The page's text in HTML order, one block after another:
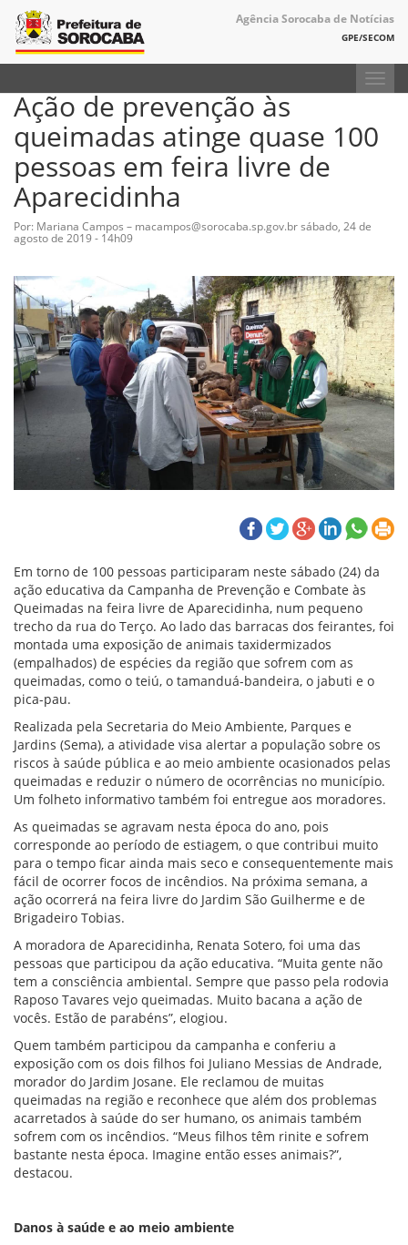
Agência Sorocaba de Notícias
GPE/SECOM
Ação de prevenção às
queimadas atinge quase 100
pessoas em feira livre de
Aparecidinha
Por: Mariana Campos – macampos@sorocaba.sp.gov.brsábado, 24 de
agosto de 2019 - 14h09
Em torno de 100 pessoas participaram neste sábado (24) da
ação educativa da Campanha de Prevenção e Combate às
Queimadas na feira livre de Aparecidinha, num pequeno
trecho da rua do Terço. Ao lado das barracas dos feirantes, foi
montada uma exposição de animais taxidermizados
(empalhados) de espécies da região que sofrem com as
queimadas, como o teiú, o tamanduá-bandeira, o jabuti e o
pica-pau.
Realizada pela Secretaria do Meio Ambiente, Parques e
Jardins (Sema), a atividade visa alertar a população sobre os
riscos à saúde pública e ao meio ambiente ocasionados pelas
queimadas e reduzir o número de ocorrências no município.
Um folheto informativo também foi entregue aos moradores.
As queimadas se agravam nesta época do ano, pois
corresponde ao período de estiagem, o que contribui muito
para o tempo ficar ainda mais seco e consequentemente mais
fácil de ocorrer focos de incêndios. Na próxima semana, a
ação ocorrerá na feira livre do Jardim São Guilherme e de
Brigadeiro Tobias.
A moradora de Aparecidinha, Renata Sotero, foi uma das
pessoas que participou da ação educativa. “Muita gente não
tem a consciência ambiental. Sempre que passo pela rodovia
Raposo Tavares vejo queimadas. Muito bacana a ação de
vocês. Estão de parabéns”, elogiou.
Quem também participou da campanha e conferiu a
exposição com os dois filhos foi Juliano Messias de Andrade,
morador do Jardim Josane. Ele reclamou de muitas
queimadas na região e reconhece que além dos problemas
acarretados à saúde do ser humano, os animais também
sofrem com os incêndios. “Meus filhos têm rinite e sofrem
bastante nesta época. Imagine então esses animais?”,
destacou.
Danos à saúde e ao meio ambiente